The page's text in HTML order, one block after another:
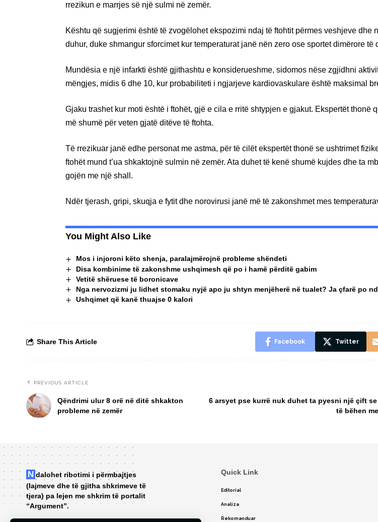
rrezikun e marrjes së një sulmi në zemër.
Kështu që sugjerimi është të zvogëlohet ekspozimi ndaj të ftohtit përmes veshjeve dhe
duhur, duke shmangur sforcimet kur temperaturat janë nën zero ose sportet dimërore të
Mundësia e një infarkti është gjithashtu e konsiderueshme, sidomos nëse zgjidhni
mëngjes, midis 6 dhe 10, kur probabiliteti i ngjarjeve kardiovaskulare është maksimal
Gjaku trashet kur moti është i ftohët, gjë e cila e rritë shtypjen e gjakut. Ekspertët thonë
më shumë për veten gjatë ditëve të ftohta.
Të rrezikuar janë edhe personat me astma, për të cilët ekspertët thonë se ushtrimet
ftohët mund t’ua shkaktojnë sulmin në zemër. Ata duhet të kenë shumë kujdes dhe ta
gojën me një shall.
Ndër tjerash, gripi, skuqja e fytit dhe norovirusi janë më të zakonshmet mes
You Might Also Like
Mos i injoroni këto shenja, paralajmërojnë probleme shëndeti
Disa kombinime të zakonshme ushqimesh që po i hamë përditë gabim
Vetitë shëruese të boronicave
Nga nervozizmi ju lidhet stomaku nyjë apo ju shtyn menjëherë në tualet? Ja çfarë po
Ushqimet që kanë thuajse 0 kalori
Share This Article Facebook Twitter
PREVIOUS ARTICLE
Qëndrimi ulur 8 orë në ditë shkakton
probleme në zemër
6 arsyet pse kurrë nuk duhet ta pyesni një çift
të bëhen
Ndalohet ribotimi i përmbajtjes
(lajmeve dhe të gjitha shkrimeve të
tjera) pa lejen me shkrim të portalit
“Argument”.
Quick Link
Editorial
Analiza
Rekomanduar